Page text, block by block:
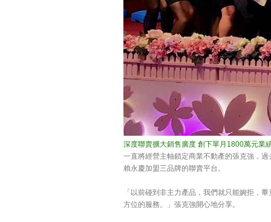
深度聯賣擴大銷售廣度 創下單月1800萬元業
一直將經營主軸鎖定商業不動產的張克強，
賴永慶加盟三品牌的聯賣平台。
「以前碰到非主力產品，我們就只能婉拒，
方位的服務。」張克強開心地分享。